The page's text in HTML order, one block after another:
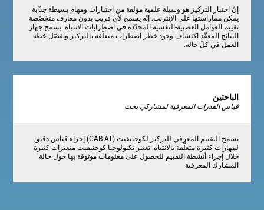
إنّ اختبار التركيز هو وسيلة علمية مؤلفة من اختبارات ومهام بسيطة جذّابة
يمكن مماراستها على الإنترنت. إنّه يسمح لأي قريب بدون معارف متخصّصة
تقييم العوامل العصبية-النفسية المحدّدة في اضطرابات الانتباه. يسمح جهاز
النتائج المعقّد اكتشاف وجود خطر اضطراب متعلّقة بالتركيز ويفصّل خطة
العمل في كلّ حالة.
الباحثين
قياس القدرات المعرفية لمشاركي بحث
يسمح التقييم المعرفي للتركيز لكوجنيفيت (CAB-AT) إجراء قياس دقيق
لمهارات كثيرة متعلّقة بالانتباه. تعتبر تكنولوجيا كوجنيفيت متغيرات كثيرة
خلال إجراء أنشطة التقييم للحصول على معلومات موثوقة بها حول حالة
المشارك المعرفية.